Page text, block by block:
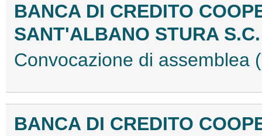
BANCA DI CREDITO
SANT'ALBANO STURA S.C.
Convocazione di assemblea
BANCA DI CREDITO